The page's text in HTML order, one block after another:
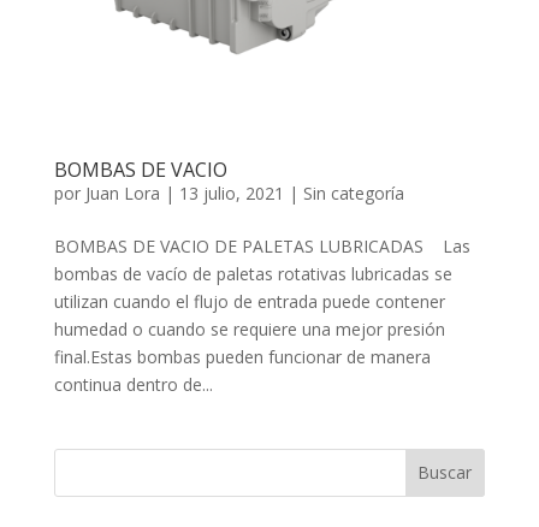
BOMBAS DE VACIO
por Juan Lora | 13 julio, 2021 | Sin categoría
BOMBAS DE VACIO DE PALETAS LUBRICADAS Las
bombas de vacío de paletas rotativas lubricadas se
utilizan cuando el flujo de entrada puede contener
humedad o cuando se requiere una mejor presión
final.Estas bombas pueden funcionar de manera
continua dentro de...